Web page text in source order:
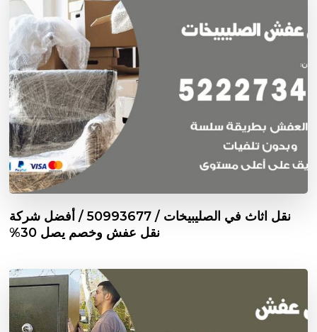
نقل اثاث في الصليبيخات / 50993677 / أفضل شركة
نقل عفش وخصم يصل 30%